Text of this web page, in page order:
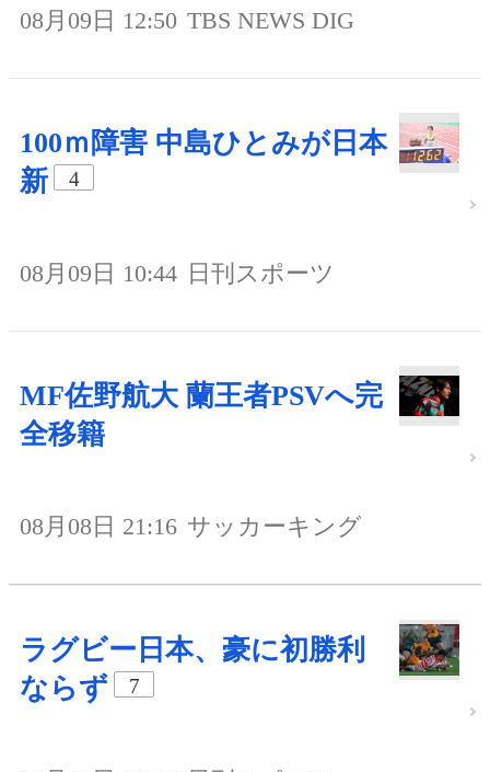
08月09日 12:50 TBS NEWS DIG
100ｍ障害 中島ひとみが日本
新
4
08月09日 10:44 日刊スポーツ
MF佐野航大 蘭王者PSVへ完
全移籍
08月08日 21:16 サッカーキング
ラグビー日本、豪に初勝利
ならず
7